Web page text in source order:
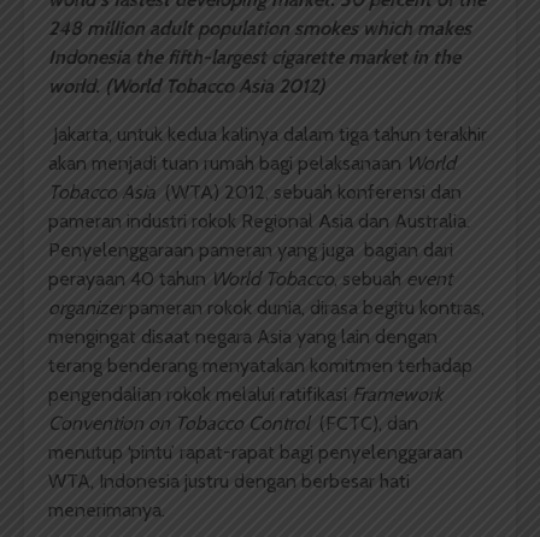
248 million adult population smokes which makes
Indonesia the fifth-largest cigarette market in the
world. (World Tobacco Asia 2012)
Jakarta, untuk kedua kalinya dalam tiga tahun terakhir
akan menjadi tuan rumah bagi pelaksanaan World
Tobacco Asia (WTA) 2012, sebuah konferensi dan
pameran industri rokok Regional Asia dan Australia.
Penyelenggaraan pameran yang juga bagian dari
perayaan 40 tahun World Tobacco, sebuah event
organizerpameran rokok dunia, dirasa begitu kontras,
mengingat disaat negara Asia yang lain dengan
terang benderang menyatakan komitmen terhadap
pengendalian rokok melalui ratifikasi Framework
Convention on Tobacco Control(FCTC), dan
menutup ‘pintu’ rapat-rapat bagi penyelenggaraan
WTA, Indonesia justru dengan berbesar hati
menerimanya.